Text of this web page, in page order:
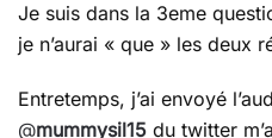
Je suis dans la 3eme
je n’aurai « que » les deux
Entretemps, j’ai envoyé
@mummysil15 du twitter